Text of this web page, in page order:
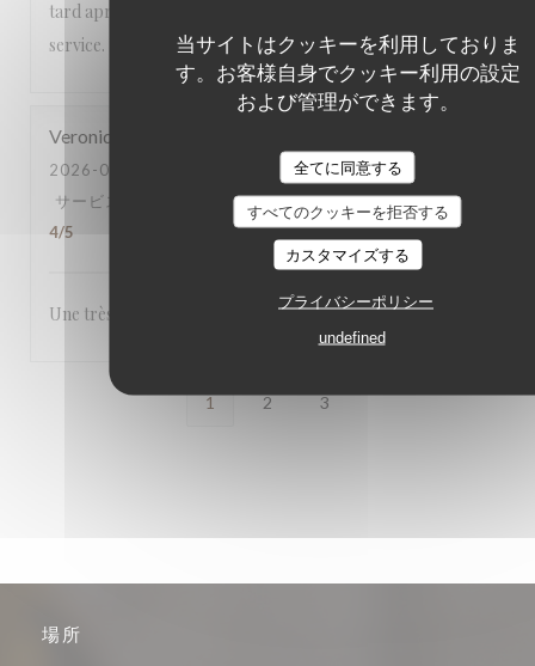
当サイトはクッキーを利用しておりま
す。お客様自身でクッキー利用の設定
および管理ができます。
全てに同意する
すべてのクッキーを拒否する
カスタマイズする
プライバシーポリシー
undefined
tard après l'apéritif. Bref pas d'excuse pour l'ensemble du
service. Pas très professionnel !
Veronique
2026-07-25
- 12:00 - ゲスト 3
サービス
5/5 メニュー: 5/5 品質-価格:
4/5
Une très bonne table, accueil et service chaleureux.
1 2 3
場所